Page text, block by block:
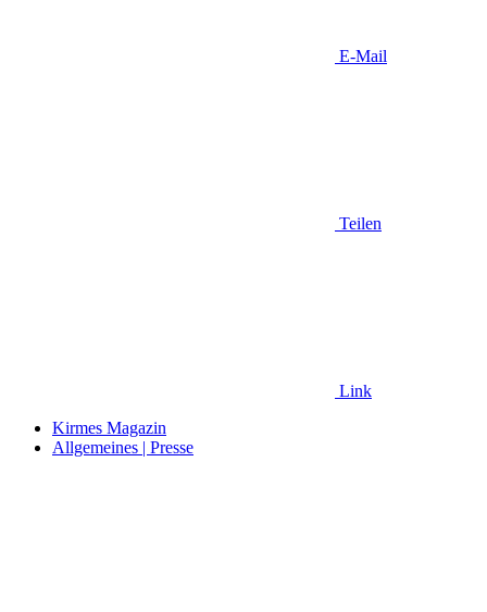
E-Mail
Teilen
Link
Kirmes Magazin
Allgemeines | Presse